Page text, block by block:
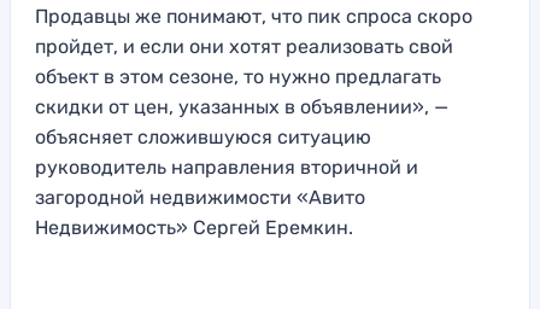
Продавцы же понимают, что пик спроса скоро
пройдет, и если они хотят реализовать свой
объект в этом сезоне, то нужно предлагать
скидки от цен, указанных в объявлении», —
объясняет сложившуюся ситуацию
руководитель направления вторичной и
загородной недвижимости «Авито
Недвижимость» Сергей Еремкин.